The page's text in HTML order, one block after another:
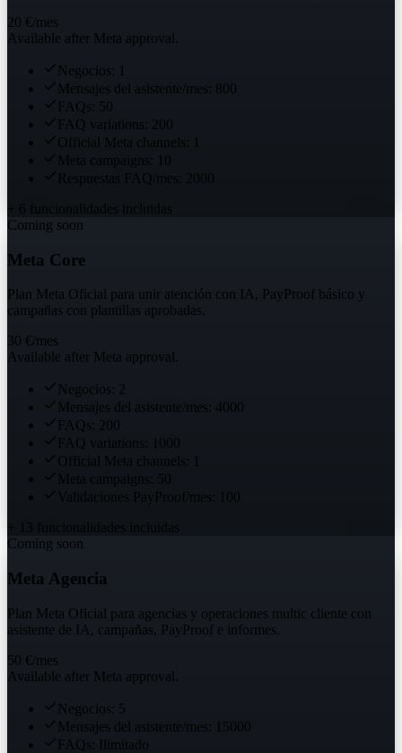
20 €/mes
Available after Meta approval.
Negocios: 1
Mensajes del asistente/mes: 800
FAQs: 50
FAQ variations: 200
Official Meta channels: 1
Meta campaigns: 10
Respuestas FAQ/mes: 2000
+ 6 funcionalidades incluidas
Coming soon
Meta Core
Plan Meta Oficial para unir atención con IA, PayProof básico y
campañas con plantillas aprobadas.
30 €/mes
Available after Meta approval.
Negocios: 2
Mensajes del asistente/mes: 4000
FAQs: 200
FAQ variations: 1000
Official Meta channels: 1
Meta campaigns: 50
Validaciones PayProof/mes: 100
+ 13 funcionalidades incluidas
Coming soon
Meta Agencia
Plan Meta Oficial para agencias y operaciones multic cliente con
asistente de IA, campañas, PayProof e informes.
50 €/mes
Available after Meta approval.
Negocios: 5
Mensajes del asistente/mes: 15000
FAQs: Ilimitado